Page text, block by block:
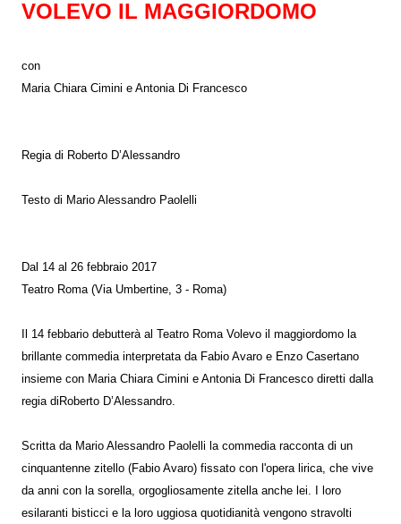
VOLEVO IL MAGGIORDOMO
con
Maria Chiara Cimini e Antonia Di Francesco
Regia di Roberto D’Alessandro
Testo di Mario Alessandro Paolelli
Dal 14 al 26 febbraio 2017
Teatro Roma (Via Umbertine, 3 - Roma)
Il 14 febbario debutterà al Teatro Roma Volevo il maggiordomo la
brillante commedia interpretata da Fabio Avaro e Enzo Casertano
insieme con Maria Chiara Cimini e Antonia Di Francesco diretti dalla
regia diRoberto D’Alessandro.
Scritta da Mario Alessandro Paolelli la commedia racconta di un
cinquantenne zitello (Fabio Avaro) fissato con l'opera lirica, che vive
da anni con la sorella, orgogliosamente zitella anche lei. I loro
esilaranti bisticci e la loro uggiosa quotidianità vengono stravolti